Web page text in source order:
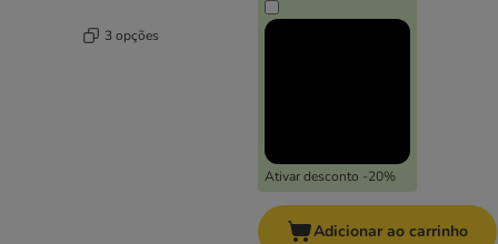
3 opções
Ativar desconto -20%
Adicionar ao carrinho